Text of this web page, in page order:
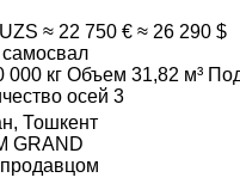
≈ 22 750 € ≈ 26 290 $
000 кг Объем 31,82 м³
осей 3
Тошкент
GRAND